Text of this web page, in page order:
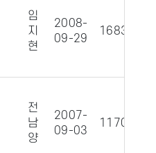
임
지
현
2008-
09-29
16831
전
남
양
2007-
09-03
11702